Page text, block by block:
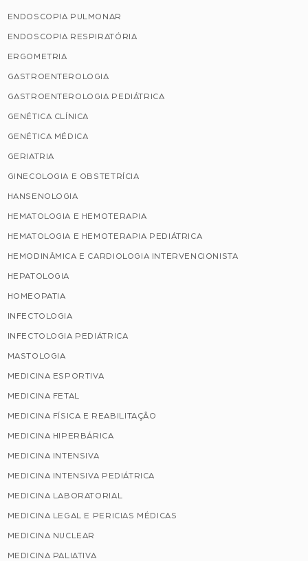
ENDOSCOPIA PULMONAR
ENDOSCOPIA RESPIRATÓRIA
ERGOMETRIA
GASTROENTEROLOGIA
GASTROENTEROLOGIA PEDIÁTRICA
GENÉTICA CLÍNICA
GENÉTICA MÉDICA
GERIATRIA
GINECOLOGIA E OBSTETRÍCIA
HANSENOLOGIA
HEMATOLOGIA E HEMOTERAPIA
HEMATOLOGIA E HEMOTERAPIA PEDIÁTRICA
HEMODINÂMICA E CARDIOLOGIA INTERVENCIONISTA
HEPATOLOGIA
HOMEOPATIA
INFECTOLOGIA
INFECTOLOGIA PEDIÁTRICA
MASTOLOGIA
MEDICINA ESPORTIVA
MEDICINA FETAL
MEDICINA FÍSICA E REABILITAÇÃO
MEDICINA HIPERBÁRICA
MEDICINA INTENSIVA
MEDICINA INTENSIVA PEDIÁTRICA
MEDICINA LABORATORIAL
MEDICINA LEGAL E PERICIAS MÉDICAS
MEDICINA NUCLEAR
MEDICINA PALIATIVA